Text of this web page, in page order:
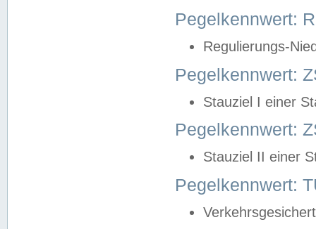
Pegelkennwert:
Regulierungs-
Pegelkennwert:
Stauziel I einer
Pegelkennwert:
Stauziel II einer
Pegelkennwert: